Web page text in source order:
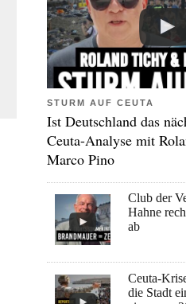
STURM AUF CEUTA
Ist Deutschland das
Ceuta-Analyse mit
Marco Pino
Club der
Hahne
ab
Ceuta-
die Stadt